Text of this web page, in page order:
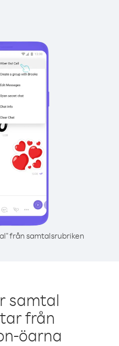
från samtalsrubriken
samtal
från
öarna